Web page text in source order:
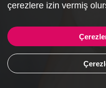
çerezlere izin vermiş